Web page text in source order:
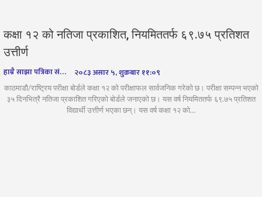
कक्षा १२ को नतिजा प्रकाशित, नियमिततर्फ ६९.७५ प्रतिशत
उत्तीर्ण
हाम्रै साझा पत्रिका संवाददाता २०८३ असार ५, शुक्रबार ११:०९
काठमाडौ/राष्ट्रिय परीक्षा बोर्डले कक्षा १२ को परीक्षाफल सार्वजनिक गरेको छ। परीक्षा सम्पन्न भएको
३५ दिनभित्रै नतिजा प्रकाशित गरिएको बोर्डले जनाएको छ। यस वर्ष नियमिततर्फ ६९.७५ प्रतिशत
विद्यार्थी उत्तीर्ण भएका छन्। यस वर्ष कक्षा १२ को…